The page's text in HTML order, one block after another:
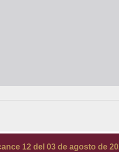
12 del 03 de agosto de